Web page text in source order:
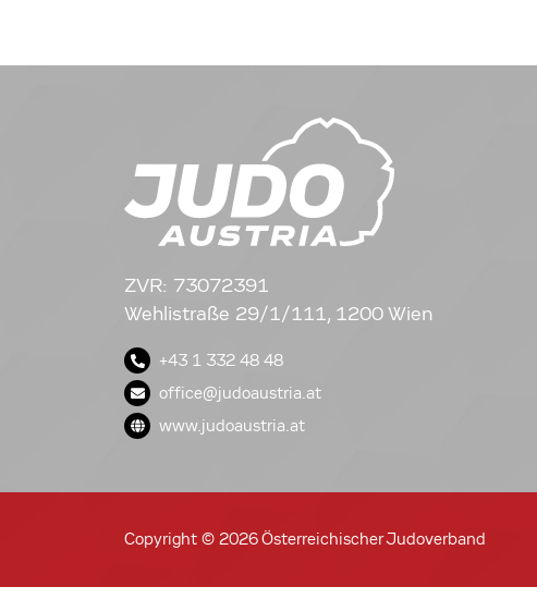
ZVR: 73072391
Wehlistraße 29/1/111, 1200 Wien
+43 1 332 48 48
office@judoaustria.at
www.judoaustria.at
Copyright © 2026 Österreichischer Judoverband